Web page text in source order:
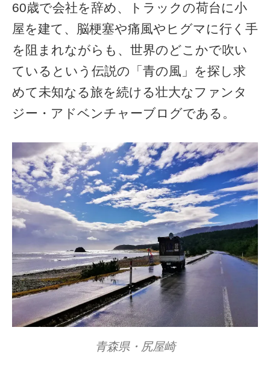
60歳で会社を辞め、トラックの荷台に小
屋を建て、脳梗塞や痛風やヒグマに行く手
を阻まれながらも、世界のどこかで吹い
ているという伝説の「青の風」を探し求
めて未知なる旅を続ける壮大なファンタ
ジー・アドベンチャーブログである。
青森県・尻屋崎